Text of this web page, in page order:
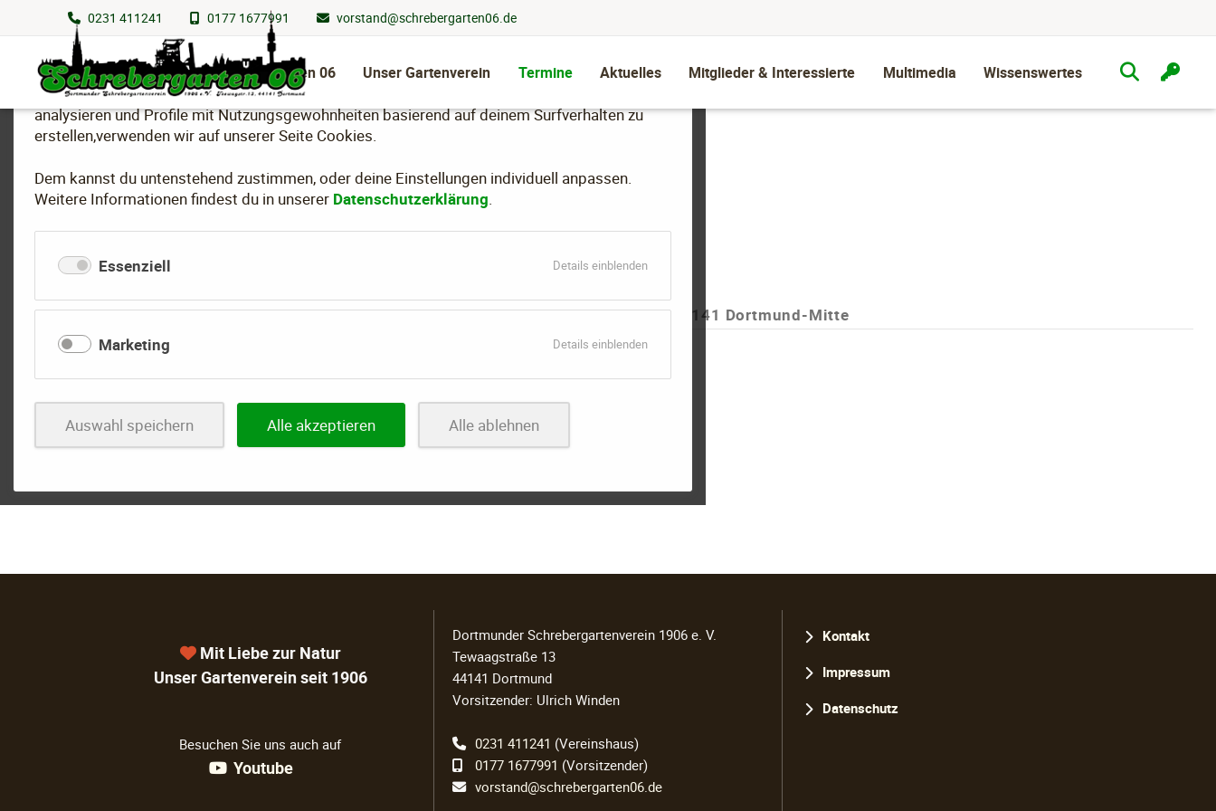
Wir nutzen Cookies
Um essenzielle Funktionen dieser Webseite bereitzustellen, dein Nutzungsverhalten zu
analysieren und Profile mit Nutzungsgewohnheiten basierend auf deinem Surfverhalten zu
erstellen,verwenden wir auf unserer Seite Cookies.
Dem kannst du untenstehend zustimmen, oder deine Einstellungen individuell anpassen.
Weitere Informationen findest du in unserer Datenschutzerklärung.
Essenziell Details einblendenfür
Marketing Details einblendenfür
Auswahl speichern Alle akzeptieren Alle ablehnen
0231 411241 0177 1677991 vorstand@schrebergarten06.de
Schrebergarten 06 Unser Gartenverein Termine Aktuelles Mitglieder & Interessierte Multimedia Wissenswertes
Navigation
überspringen
Vorstandssitzung
01.06.2026 17:00 Uhr Schrebergarten 06 (im Vereinshaus), Tewaagstr. 13, 44141 Dortmund-Mitte
Zurück zur Eventübersicht
Mit Liebe zur Natur
Unser Gartenverein seit 1906
Besuchen Sie uns auch auf
Youtube
Dortmunder Schrebergartenverein 1906 e. V.
Tewaagstraße 13
44141 Dortmund
Vorsitzender: Ulrich Winden
0231 411241 (Vereinshaus)
0177 1677991 (Vorsitzender)
vorstand@schrebergarten06.de
überspringen
Kontakt
Impressum
Datenschutz